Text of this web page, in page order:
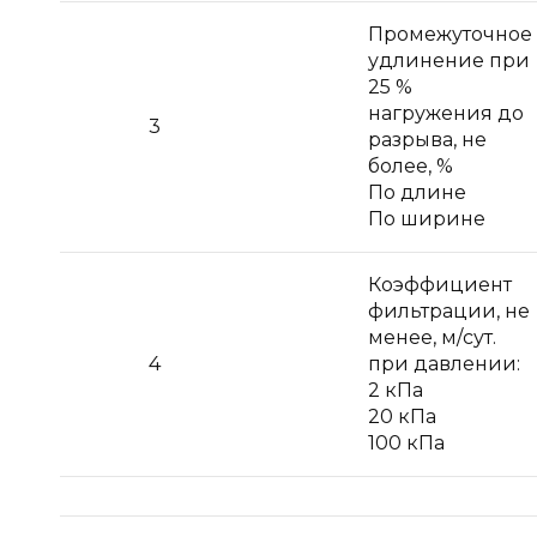
3
Промежуточное
удлинение при
25 %
нагружения до
разрыва, не
более, %
По длине
По ширине
4
Коэффициент
фильтрации, не
менее, м/сут.
при давлении:
2 кПа
20 кПа
100 кПа